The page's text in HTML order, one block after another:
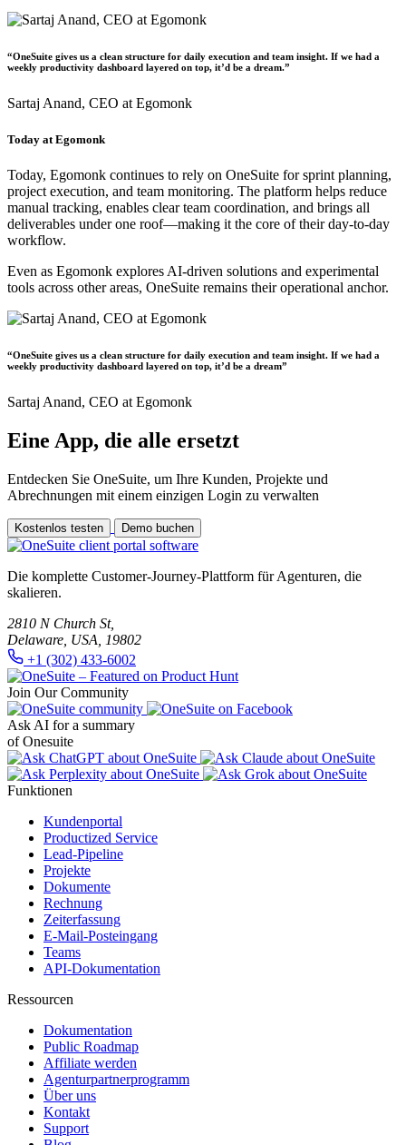
“OneSuite gives us a clean structure for daily execution and team insight. If we had a
weekly productivity dashboard layered on top, it’d be a dream.”
Sartaj Anand, CEO at Egomonk
Today at Egomonk
Today, Egomonk continues to rely on OneSuite for sprint planning,
project execution, and team monitoring. The platform helps reduce
manual tracking, enables clear team coordination, and brings all
deliverables under one roof—making it the core of their day-to-day
workflow.
Even as Egomonk explores AI-driven solutions and experimental
tools across other areas, OneSuite remains their operational anchor.
“OneSuite gives us a clean structure for daily execution and team insight. If we had a
weekly productivity dashboard layered on top, it’d be a dream”
Sartaj Anand, CEO at Egomonk
Eine App, die alle ersetzt
Entdecken Sie OneSuite, um Ihre Kunden, Projekte und
Abrechnungen mit einem einzigen Login zu verwalten
Kostenlos testen Demo buchen
Die komplette Customer-Journey-Plattform für Agenturen, die
skalieren.
2810 N Church St,
Delaware, USA, 19802
+1 (302) 433-6002
Join Our Community
Ask AI for a summary
of Onesuite
Funktionen
Kundenportal
Productized Service
Lead-Pipeline
Projekte
Dokumente
Rechnung
Zeiterfassung
E-Mail-Posteingang
Teams
API-Dokumentation
Ressourcen
Dokumentation
Public Roadmap
Affiliate werden
Agenturpartnerprogramm
Über uns
Kontakt
Support